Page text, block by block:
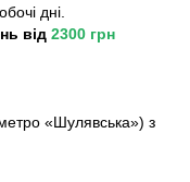
дні.
від 2300 грн
«Шулявська») з